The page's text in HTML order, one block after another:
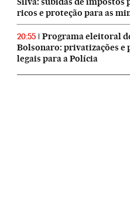
ricos e proteção para as
20:55
Programa eleitoral
Bolsonaro: privatizações e
legais para a Polícia